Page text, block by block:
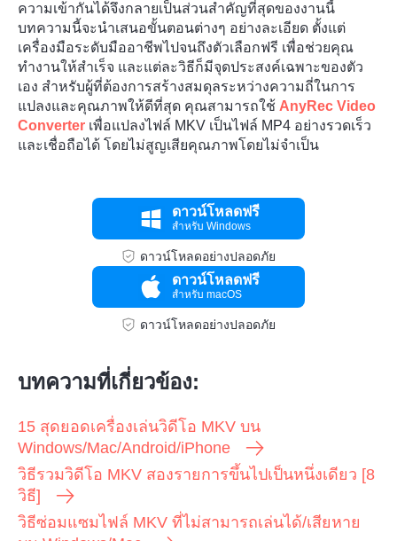
ขั้นตอนที่
3
ความเข้ากันได้จึงกลายเป็นส่วนสำคัญที่สุดของงานนี้
บทความนี้จะนำเสนอขั้นตอนต่างๆ อย่างละเอียด ตั้งแต่
เครื่องมือระดับมืออาชีพไปจนถึงตัวเลือกฟรี เพื่อช่วยคุณ
ทำงานให้สำเร็จ และแต่ละวิธีก็มีจุดประสงค์เฉพาะของตัว
เอง สำหรับผู้ที่ต้องการสร้างสมดุลระหว่างความถี่ในการ
แปลงและคุณภาพให้ดีที่สุด คุณสามารถใช้ AnyRec Video
Converter เพื่อแปลงไฟล์ MKV เป็นไฟล์ MP4 อย่างรวดเร็ว
และเชื่อถือได้ โดยไม่สูญเสียคุณภาพโดยไม่จำเป็น
ดาวน์โหลดฟรี
สำหรับ Windows
ดาวน์โหลดอย่างปลอดภัย
ดาวน์โหลดฟรี
สำหรับ macOS
ดาวน์โหลดอย่างปลอดภัย
บทความที่เกี่ยวข้อง:
15 สุดยอดเครื่องเล่นวิดีโอ MKV บน
Windows/Mac/Android/iPhone
วิธีรวมวิดีโอ MKV สองรายการขึ้นไปเป็นหนึ่งเดียว [8
วิธี]
วิธีซ่อมแซมไฟล์ MKV ที่ไม่สามารถเล่นได้/เสียหาย